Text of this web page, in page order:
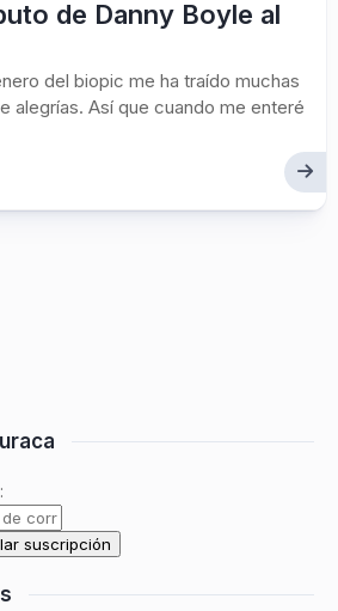
de Danny Boyle al
del biopic me ha traído muchas
alegrías. Así que cuando me enteré